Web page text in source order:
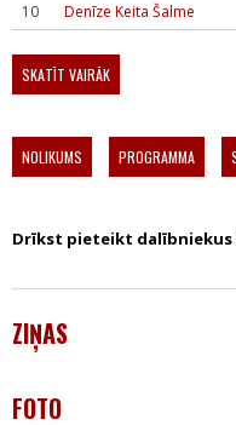
10
Denīze Keita Šalme
SKATĪT VAIRĀK
NOLIKUMS PROGRAMMA
Drīkst pieteikt dalībniekus
ZIŅAS
FOTO